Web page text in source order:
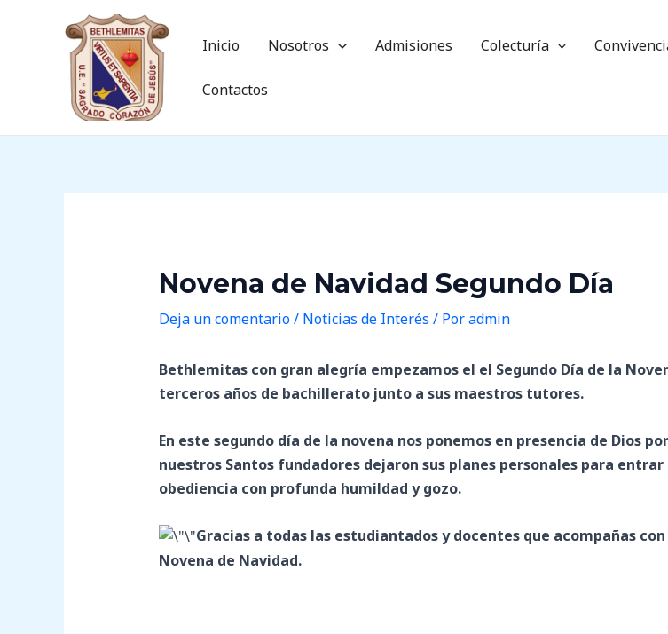
Inicio Nosotros Admisiones Colecturía
Contactos
Novena de Navidad Segundo Día
Deja un comentario/ Noticias de Interés / Poradmin
Bethlemitas con gran alegría empezamos el el Segundo Día de la
terceros años de bachillerato junto a sus maestros tutores.
En este segundo día de la novena nos ponemos en presencia de Dios
nuestros Santos fundadores dejaron sus planes personales para
obediencia con profunda humildad y gozo.
Gracias a todas las estudiantados y docentes que acompañas
Novena de Navidad.
Post
navigation